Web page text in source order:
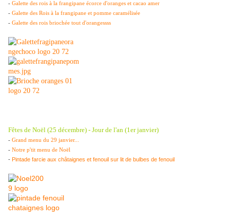
- Galette des rois à la frangipane écorce d'oranges et cacao amer
- Galette des Rois à la frangipane et pomme caramélisée
- Galette des rois briochée tout d'orangessss
Fêtes de Noël (25 décembre) - Jour de l'an (1er janvier)
- Grand menu du 29 janvier...
- Notre p'tit menu de Noël
- Pintade farcie aux châtaignes et fenouil sur lit de bulbes de fenouil